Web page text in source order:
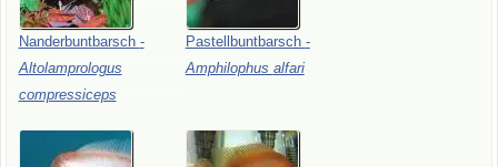
Nanderbuntbarsch -
Altolamprologus
compressiceps
Pastellbuntbarsch -
Amphilophus alfari